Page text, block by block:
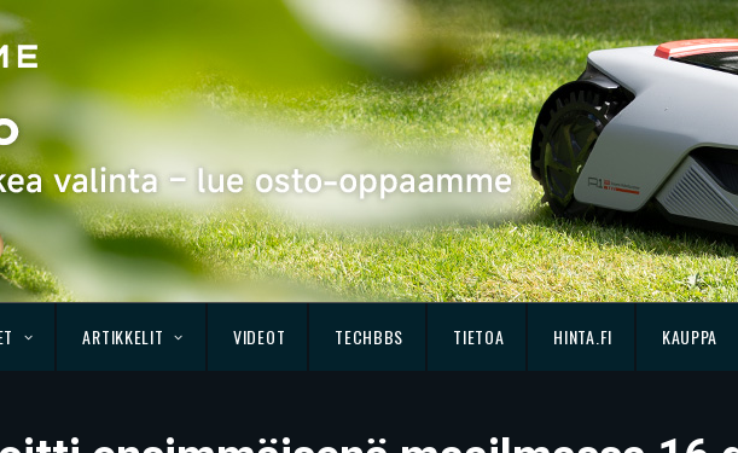
ARTIKKELIT VIDEOT TECHBBS TIETOA HINTA.FI KAUPPA